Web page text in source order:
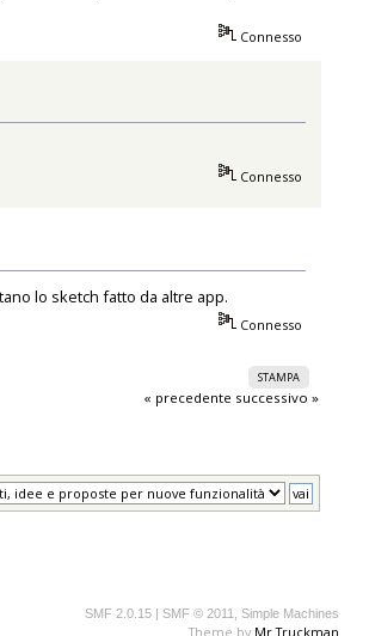
Connesso
Connesso
lo sketch fatto da altre app.
Connesso
STAMPA
« precedente successivo »
SMF 2.0.15 | SMF © 2011 Simple Machines
Theme by Mr.Truckman